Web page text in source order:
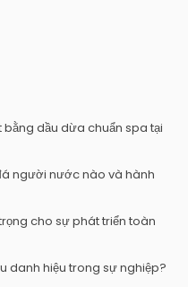
dầu dừa chuẩn spa tại
người nước nào và hành
cho sự phát triển toàn
danh hiệu trong sự nghiệp?